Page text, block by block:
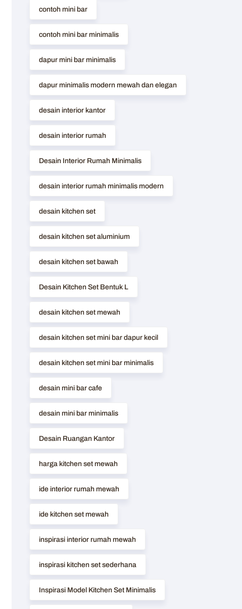
contoh mini bar
contoh mini bar minimalis
dapur mini bar minimalis
dapur minimalis modern mewah dan elegan
desain interior kantor
desain interior rumah
Desain Interior Rumah Minimalis
desain interior rumah minimalis modern
desain kitchen set
desain kitchen set aluminium
desain kitchen set bawah
Desain Kitchen Set Bentuk L
desain kitchen set mewah
desain kitchen set mini bar dapur kecil
desain kitchen set mini bar minimalis
desain mini bar cafe
desain mini bar minimalis
Desain Ruangan Kantor
harga kitchen set mewah
ide interior rumah mewah
ide kitchen set mewah
inspirasi interior rumah mewah
inspirasi kitchen set sederhana
Inspirasi Model Kitchen Set Minimalis